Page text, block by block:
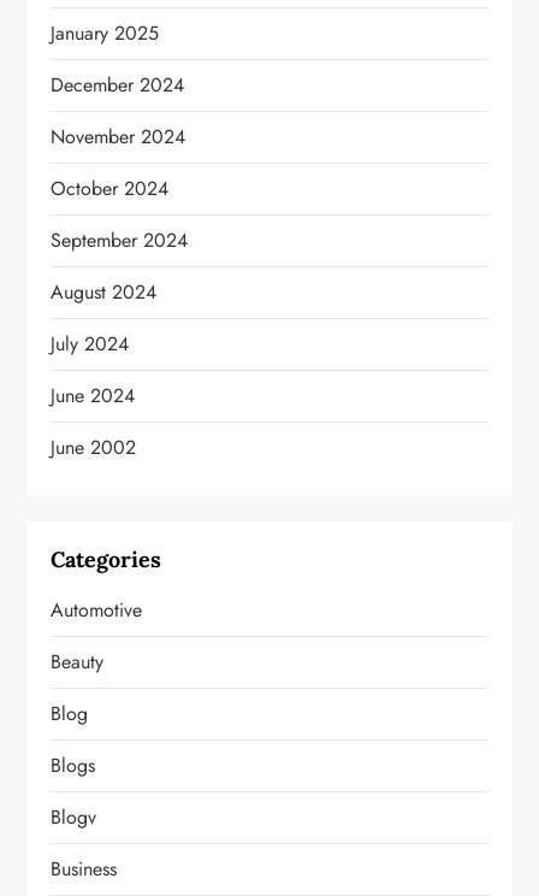
January 2025
December 2024
November 2024
October 2024
September 2024
August 2024
July 2024
June 2024
June 2002
Categories
Automotive
Beauty
Blog
Blogs
Blogv
Business